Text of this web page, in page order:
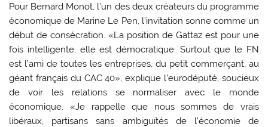
Pour Bernard Monot, l’un des deux créateurs du programme
économique de Marine Le Pen, l’invitation sonne comme un
début de consécration. «La position de Gattaz est pour une
fois intelligente, elle est démocratique. Surtout que le FN
est l’ami de toutes les entreprises, du petit commerçant, au
géant français du CAC 40», explique l’eurodéputé, soucieux
de voir les relations se normaliser avec le monde
économique. «Je rappelle que nous sommes de vrais
libéraux, partisans sans ambiguïtés de l’économie de